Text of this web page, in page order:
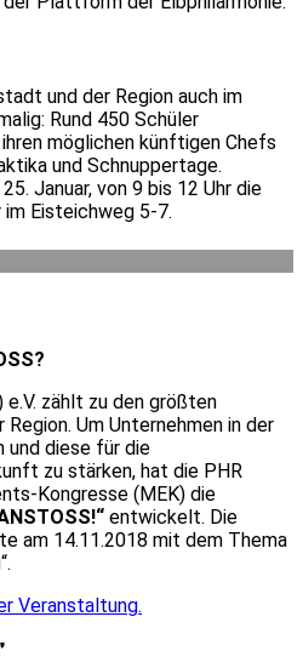
und der Region auch im
Rund 450 Schüler
möglichen künftigen Chefs
und Schnuppertage.
Januar, von 9 bis 12 Uhr die
Eisteichweg 5-7.
e.V. zählt zu den größten
Um Unternehmen in der
und diese für die
zu stärken, hat die PHR
Kongresse (MEK) die
entwickelt. Die
am 14.11.2018 mit dem Thema
Veranstaltung.